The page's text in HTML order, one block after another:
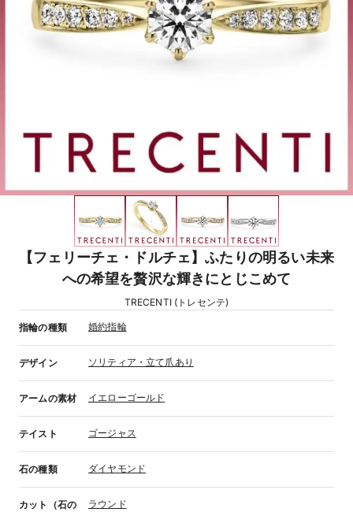
【フェリーチェ・ドルチェ】ふたりの明るい未来
への希望を贅沢な輝きにとじこめて
TRECENTI (トレセンテ)
指輪の種類 婚約指輪
デザイン ソリティア・立て爪あり
アームの素材 イエローゴールド
テイスト ゴージャス
石の種類 ダイヤモンド
カット（石の
ラウンド